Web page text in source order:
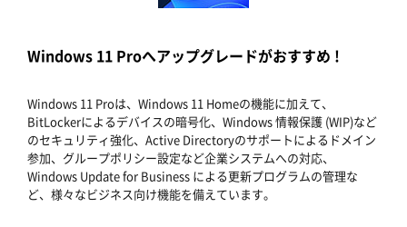
Windows 11 Proへアップグレードがおすすめ !
Windows 11 Proは、Windows 11 Homeの機能に加えて、
BitLockerによるデバイスの暗号化、Windows 情報保護 (WIP)など
のセキュリティ強化、Active Directoryのサポートによるドメイン
参加、グループポリシー設定など企業システムへの対応、
Windows Update for Business による更新プログラムの管理な
ど、様々なビジネス向け機能を備えています。